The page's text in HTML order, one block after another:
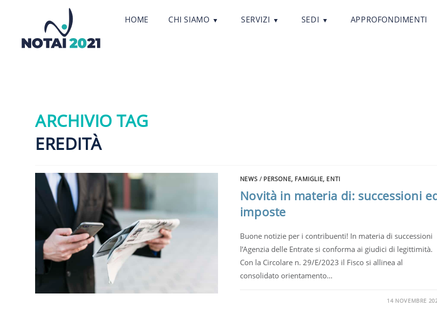
HOME CHI SIAMO SERVIZI SEDI APPROFONDIMENTI
ARCHIVIO TAG
EREDITÀ
NEWS / PERSONE, FAMIGLIE, ENTI
Novità in materia di: successioni
imposte
Buone notizie per i contribuenti! In materia di successioni
l’Agenzia delle Entrate si conforma ai giudici di legittimità.
Con la Circolare n. 29/E/2023 il Fisco si allinea al
consolidato orientamento…
14 NOVEMBRE